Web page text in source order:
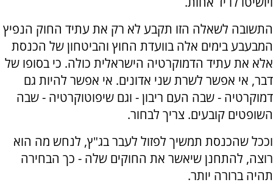
התשובה לשאלה הזו תקבע לא רק את עתיד החוק הנפיץ
המבעבע בימים אלה בוועדת החוץ והביטחון של הכנסת
אלא את עתיד הדמוקרטיה הישראלית כולה. כי בסופו של
דבר, אי אפשר לשרת שני אדונים. אי אפשר להיות גם
דמוקרטיה - שבה העם ריבון - וגם שיפוטוקרטיה - שבה
השופטים קובעים. צריך לבחור.
וככל שהכנסת תמשיך לפזול לעבר בג"ץ, לנחש מה הוא
רוצה, להתחנן שיאשר את החוקים שלה - כך הבחירה
תהיה ברורה יותר.